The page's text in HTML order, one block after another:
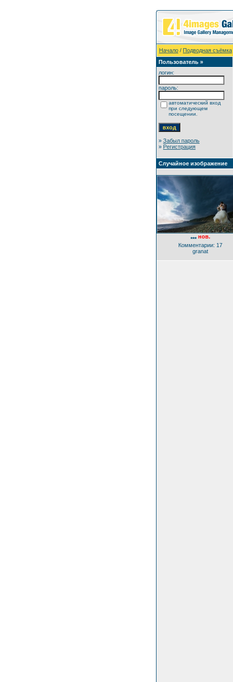
Начало / Подводная съёмка
Пользователь »
логин:
пароль:
автоматический вход
при следующем
посещении.
» Забыл пароль
» Регистрация
Случайное изображение
*** нов.
Комментарии: 17
granat